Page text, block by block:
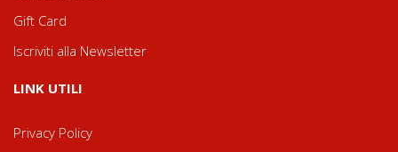
Gift Card
Iscriviti alla Newsletter
LINK UTILI
Privacy Policy